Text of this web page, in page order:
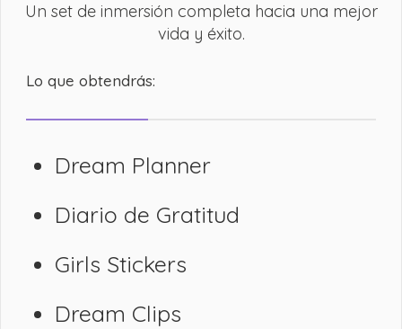
Un set de inmersión completa hacia una mejor
vida y éxito.
Lo que obtendrás:
Dream Planner
Diario de Gratitud
Girls Stickers
Dream Clips